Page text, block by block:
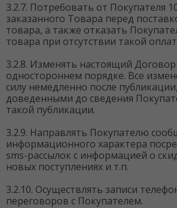
3.2.7. Потребовать от Покупателя
заказанного Товара перед
товара, а также отказать
товара при отсутствии такой
3.2.8. Изменять настоящий
одностороннем порядке. Все
силу немедленно после
доведенными до сведения
такой публикации.
3.2.9. Направлять Покупателю
информационного характера
sms-рассылок с информацией о
новых поступлениях и т.п.
3.2.10. Осуществлять записи
переговоров с Покупателем.